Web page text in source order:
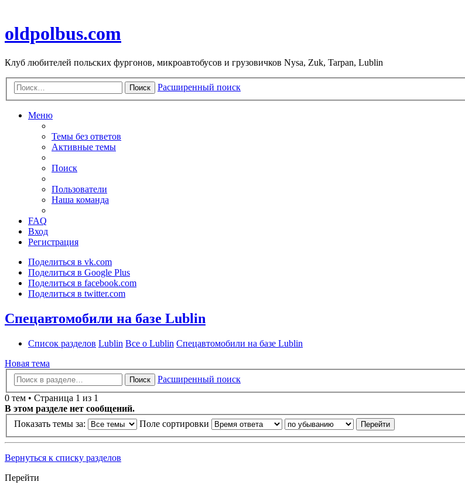
oldpolbus.com
Клуб любителей польских фургонов, микроавтобусов и грузовичков Nysa, Zuk, Tarpan, Lublin
Поиск Расширенный поиск
Меню
Темы без ответов
Активные темы
Поиск
Пользователи
Наша команда
FAQ
Вход
Регистрация
Поделиться в vk.com
Поделиться в Google Plus
Поделиться в facebook.com
Поделиться в twitter.com
Спецавтомобили на базе Lublin
Список разделов Lublin Все о Lublin Спецавтомобили на базе Lublin
Новая тема
Поиск
Расширенный поиск
0 тем • Страница 1 из 1
В этом разделе нет сообщений.
Показать темы за:
Поле сортировки
Вернуться к списку разделов
Перейти